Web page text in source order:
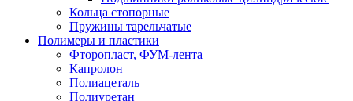
Кольца стопорные
Пружины тарельчатые
Полимеры и пластики
Фторопласт, ФУМ-лента
Капролон
Полиацеталь
Полиуретан